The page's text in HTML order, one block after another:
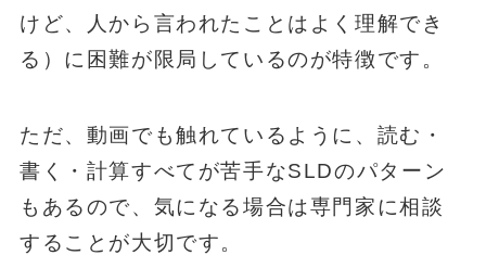
けど、人から言われたことはよく理解でき
る）に困難が限局しているのが特徴です。
ただ、動画でも触れているように、読む・
書く・計算すべてが苦手なSLDのパターン
もあるので、気になる場合は専門家に相談
することが大切です。